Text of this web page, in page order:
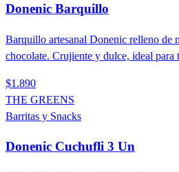
Donenic Barquillo
Barquillo artesanal Donenic relleno de
chocolate. Crujiente y dulce, ideal para
$1.890
THE GREENS
Barritas y Snacks
Donenic Cuchufli 3 Un